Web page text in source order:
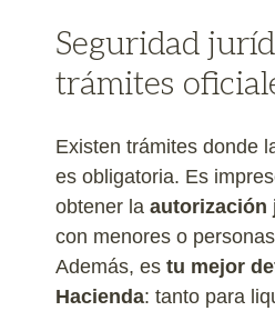
Seguridad
trámites
Existen trámites donde
es obligatoria. Es
obtener la autorización
con menores o
Además, es tu mejor
Hacienda: tanto para